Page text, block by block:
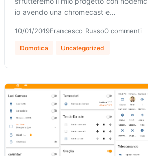
io avendo una chromecast e…
10/01/2019Francesco Russo0 commenti
Domotica Uncategorized